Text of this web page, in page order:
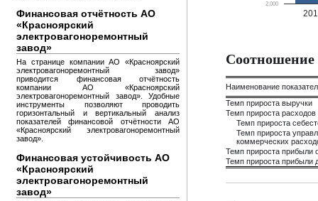
Финансовая отчётность АО
«Красноярский
электровагоноремонтный
завод»
На странице компании АО «Красноярский
электровагоноремонтный завод»
приводится финансовая отчётность
компании АО «Красноярский
электровагоноремонтный завод». Удобные
инструменты позволяют проводить
горизонтальный и вертикальный анализ
показателей финансовой отчётности АО
«Красноярский электровагоноремонтный
завод».
Финансовая устойчивость АО
«Красноярский
электровагоноремонтный
завод»
2,000
Соотношение
Наименование
Темп прироста выручки
Темп прироста расходов
Темп прироста
Темп прироста
коммерческих
Темп прироста прибыли
Темп прироста прибыли